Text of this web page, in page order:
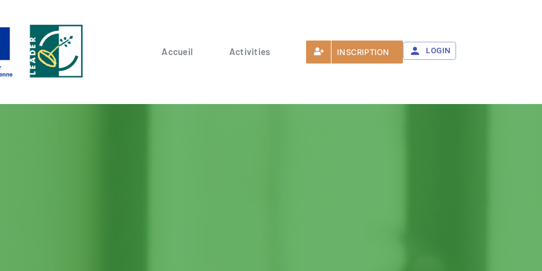
Accueil Activities INSCRIPTION LOGIN